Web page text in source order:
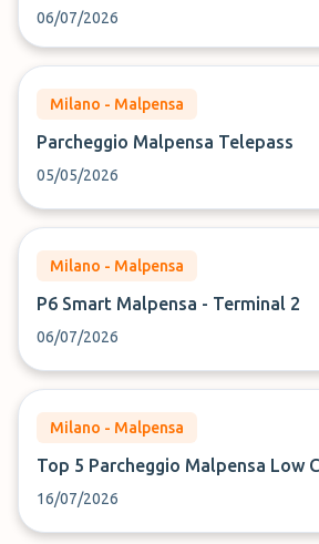
06/07/2026
Milano - Malpensa
Parcheggio Malpensa Telepass
05/05/2026
Milano - Malpensa
P6 Smart Malpensa - Terminal 2
06/07/2026
Milano - Malpensa
Top 5 Parcheggio Malpensa Low
16/07/2026